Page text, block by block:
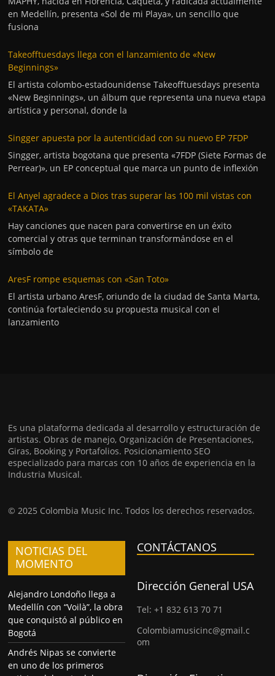
en Medellín, presenta «Sol de mi Playa», un sencillo que
fusiona
Takeofftuesdays llega con el lanzamiento de «New
Beginnings»
El artista colombo-estadounidense Takeofftuesdays presenta
«New Beginnings», un álbum que representa una nueva etapa
artística y personal, donde la
Singger apuesta por la autenticidad con su nuevo EP 7FDP
Singger, artista bogotana que presenta «7FDP (Siete Formas de
Perrear)», un EP conceptual que marca un punto de inflexión
El Anyel agradece a Dios tras superar las 100 mil vistas con
«TAKATA»
Hay canciones que nacen para convertirse en un éxito
comercial y otras que terminan transformándose en el
símbolo de
AresF rompe esquemas con «San Toto»
El artista urbano AresF, oriundo de la ciudad de Santa Marta,
continúa fortaleciendo su propuesta musical con el
lanzamiento
Es una plataforma dedicada al desarrollo y estructuración de
artistas. Obras de manejo, Organización de Presentaciones,
Giras, Booking y Portafolios. Posicionamiento SEO
especializado para marcas con 10 años de experiencia en la
Industria Musical.
© 2025 Colombia Music Inc. Todos los derechos reservados.
NOTICIAS DEL
MOMENTO
Alejandro Londoño llega a
Medellín con “Voilà”, la obra
que conquistó al público en
Bogotá
Andrés Nipas se convierte
en uno de los primeros
CONTÁCTANOS
Dirección General USA
Tel: +1 832 613 70 71
Colombiamusicinc@gmail.c
om